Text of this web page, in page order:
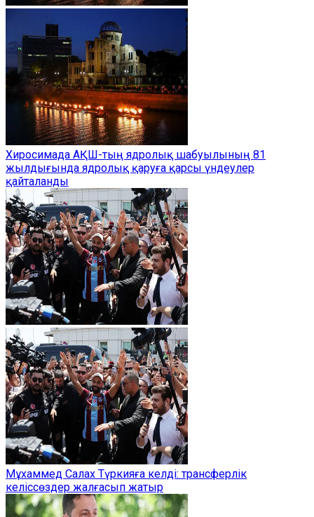
Хиросимада АҚШ-тың ядролық шабуылының 81
жылдығында ядролық қаруға қарсы үндеулер
қайталанды
Мұхаммед Салах Түркияға келді: трансферлік
келіссөздер жалғасып жатыр